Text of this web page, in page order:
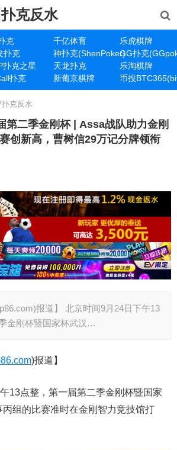
克反水
克 千亿体育
乐虎棋牌
扑克 神扑克(ShenPoker)GG扑克
扑克之星 天龙扑克
乐淘棋牌
扑克 新葡京棋牌 币投
扑克反水
第二季金刚杯 | Assa战队助力金刚
创新高，曹树信29万记分牌领衔
报道】 北京时间9月24日下午13
金刚杯暨国家杯武汉…
)报道】
13点整，第一届第二季金刚杯暨国家
组的比赛准时在金刚智力竞技馆打